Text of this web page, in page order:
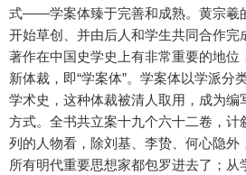
式——学案体臻于完善和成熟。黄宗羲
开始草创、并由后人和学生共同合作完
著作在中国史学史上有非常重要的地位
新体裁，即“学案体”。学案体以学派分
学术史，这种体裁被清人取用，成为编
方式。全书共立案十九个六十二卷，计
列的人物看，除刘基、李贽、何心隐外
所有明代重要思想家都包罗进去了；从